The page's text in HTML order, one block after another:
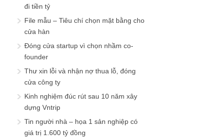
đi tiền tỷ
File mẫu – Tiêu chí chọn mặt bằng cho
cửa hàn
Đóng cửa startup vì chọn nhầm co-
founder
Thư xin lỗi và nhận nợ thua lỗ, đóng
cửa công ty
Kinh nghiệm đúc rút sau 10 năm xây
dựng Vntrip
Tin người nhà – họa 1 sản nghiệp có
giá trị 1.600 tỷ đồng